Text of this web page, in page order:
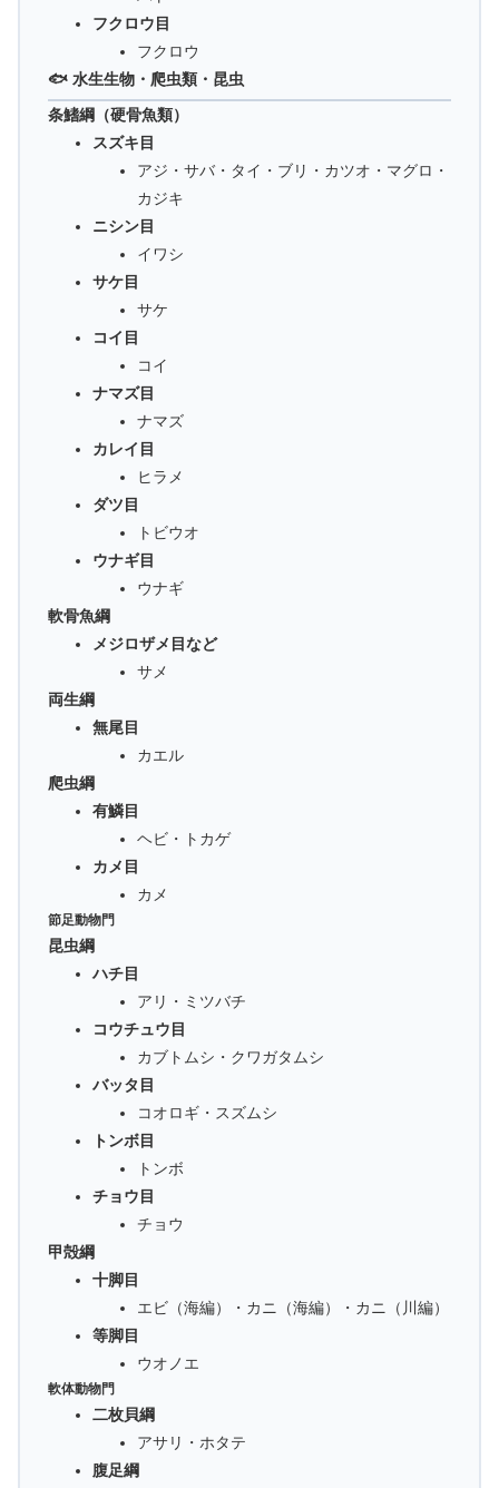
フクロウ目
フクロウ
🐟 水生生物・爬虫類・昆虫
条鰭綱（硬骨魚類）
スズキ目
アジ・サバ・タイ・ブリ・カツオ・マグロ・
カジキ
ニシン目
イワシ
サケ目
サケ
コイ目
コイ
ナマズ目
ナマズ
カレイ目
ヒラメ
ダツ目
トビウオ
ウナギ目
ウナギ
軟骨魚綱
メジロザメ目など
サメ
両生綱
無尾目
カエル
爬虫綱
有鱗目
ヘビ・トカゲ
カメ目
カメ
節足動物門
昆虫綱
ハチ目
アリ・ミツバチ
コウチュウ目
カブトムシ・クワガタムシ
バッタ目
コオロギ・スズムシ
トンボ目
トンボ
チョウ目
チョウ
甲殻綱
十脚目
エビ（海編）・カニ（海編）・カニ（川編）
等脚目
ウオノエ
軟体動物門
二枚貝綱
アサリ・ホタテ
腹足綱